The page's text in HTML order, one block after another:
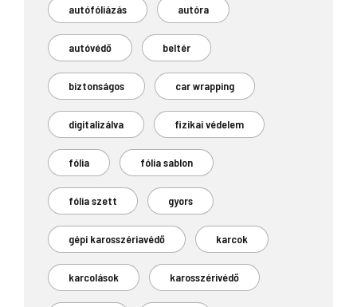
autófóliázás autóra
autóvédő beltér
biztonságos car wrapping
digitalizálva fizikai védelem
fólia fólia sablon
fólia szett gyors
gépi karosszériavédő karcok
karcolások karosszérivédő